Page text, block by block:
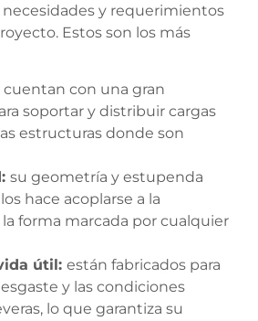
necesidades y requerimientos
Estos son los más
cuentan con una gran
soportar y distribuir cargas
estructuras donde son
su geometría y estupenda
hace acoplarse a la
forma marcada por cualquier
útil: están fabricados para
y las condiciones
lo que garantiza su